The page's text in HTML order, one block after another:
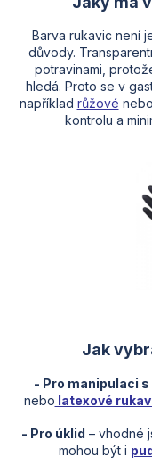
Barva rukavic není
důvody.
potravinami,
hledá. Proto se v
například růžové nebo
kontrolu a
Jak
- Pro manipulaci
nebo latexové
- Pro úklid – vhodné
mohou být i